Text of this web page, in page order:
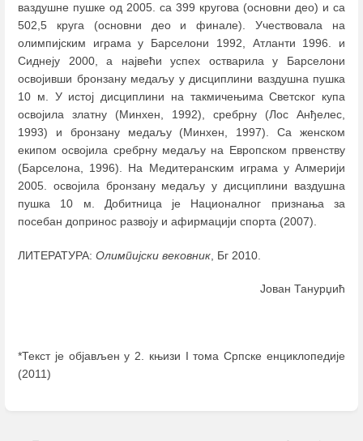
ваздушне пушке од 2005. са 399 кругова (основни део) и са
502,5 круга (основни део и финале). Учествовала на
олимпијским играма у Барселони 1992, Атланти 1996. и
Сиднеју 2000, а највећи успех остварила у Барселони
освојивши бронзану медаљу у дисциплини ваздушна пушка
10 м. У истој дисциплини на такмичењима Светског купа
освојила златну (Минхен, 1992), сребрну (Лос Анђелес,
1993) и бронзану медаљу (Минхен, 1997). Са женском
екипом освојила сребрну медаљу на Европском првенству
(Барселона, 1996). На Медитеранским играма у Алмерији
2005. освојила бронзану медаљу у дисциплини ваздушна
пушка 10 м. Добитница је Националног признања за
посебан допринос развоју и афирмацији спорта (2007).
ЛИТЕРАТУРА: Олимпијски вековник , Бг 2010.
Јован Танурџић
*Текст је објављен у 2. књизи I тома Српске енциклопедије
(2011)